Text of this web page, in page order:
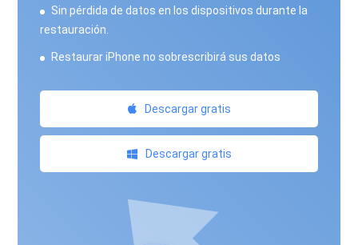
Sin pérdida de datos en los dispositivos durante la
restauración.
Restaurar iPhone no sobrescribirá sus datos
Descargar gratis
Descargar gratis